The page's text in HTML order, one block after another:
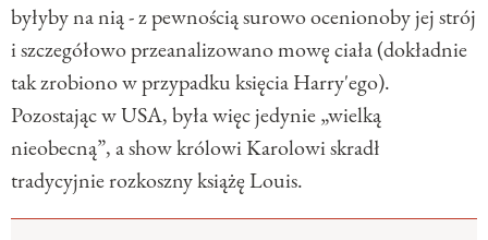
byłyby na nią - z pewnością surowo ocenionoby jej strój
i szczegółowo przeanalizowano mowę ciała (dokładnie
tak zrobiono w przypadku księcia Harry'ego).
Pozostając w USA, była więc jedynie „wielką
nieobecną”, a show królowi Karolowi skradł
tradycyjnie rozkoszny książę Louis.